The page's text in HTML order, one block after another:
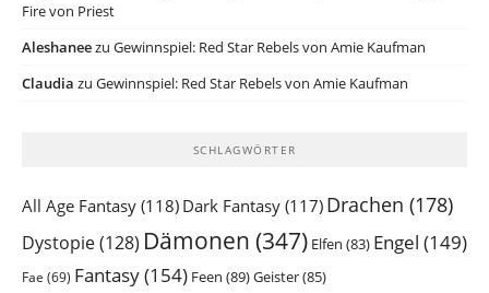
Fire von Priest
Aleshaneezu Gewinnspiel: Red Star Rebels von Amie Kaufman
Claudia zu Gewinnspiel: Red Star Rebels von Amie Kaufman
SCHLAGWÖRTER
All Age Fantasy (118) Dark Fantasy (117) Drachen (178)
Dystopie(128) Dämonen (347) Elfen (83) Engel (149)
Fae (69) Fantasy(154) Feen (89)Geister(85)